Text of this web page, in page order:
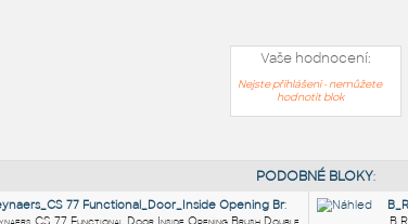
Vaše hodnocení:
Nejste přihlášeni - nemůžete
hodnotit blok